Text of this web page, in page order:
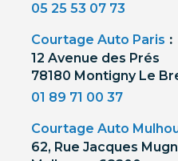
05 25 53 07 73
Courtage Auto Paris :
12 Avenue des Prés
78180 Montigny Le
01 89 71 00 37
Courtage Auto
62, Rue Jacques